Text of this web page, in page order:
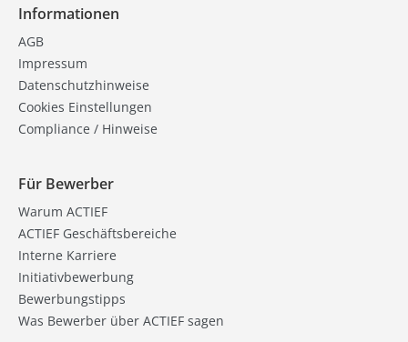
Informationen
AGB
Impressum
Datenschutzhinweise
Cookies Einstellungen
Compliance / Hinweise
Für Bewerber
Warum ACTIEF
ACTIEF Geschäftsbereiche
Interne Karriere
Initiativbewerbung
Bewerbungstipps
Was Bewerber über ACTIEF sagen